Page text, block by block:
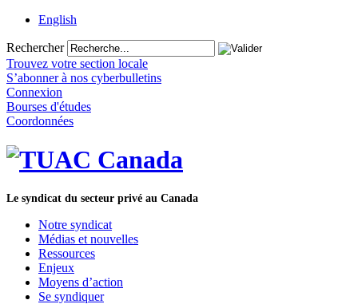
English
Rechercher
Trouvez votre section locale
S’abonner à nos cyberbulletins
Connexion
Bourses d'études
Coordonnées
Le syndicat du secteur privé au Canada
Notre syndicat
Médias et nouvelles
Ressources
Enjeux
Moyens d’action
Se syndiquer